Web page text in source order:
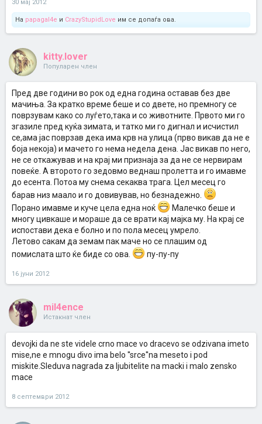
30 мај 2012
На papagal4e и CrazyStupidLove им се допаѓа ова.
kitty.lover
Популарен член
Пред две години во рок од една година оставав без две
мачиња. За кратко време беше и со двете, но премногу се
поврзувам како со луѓето,така и со животните. Првото ми го
згазиле пред куќа зимата, и татко ми го дигнал и исчистил
се,ама јас поврзав дека има крв на улица (прво викав да не е
боја некоја) и мачето го нема недела дена. Јас викав по него,
не се откажував и на крај ми признаја за да не се нервирам
повеќе. А второто го зедовмо веднаш пролетта и го имавме
до есента. Потоа му снема секаква трага. Цел месец го
барав низ маало и го довивував, но безнадежно.
Порано имавме и куче цела една ноќ
Малечко беше и
многу цивкаше и мораше да се врати кај мајка му. На крај се
испостави дека е болно и по пола месец умрело.
Летово сакам да земам пак маче но се плашим од
помислата што ќе биде со ова.
пу-пу-пу
16 јуни 2012
mil4ence
Истакнат член
devojki da ne ste videle crno mace vo dracevo se odzivana imeto
mise,ne e mnogu divo ima belo ''srce''na meseto i pod
miskite.Sleduva nagrada za ljubitelite na macki i malo zensko
mace
8 септември 2012